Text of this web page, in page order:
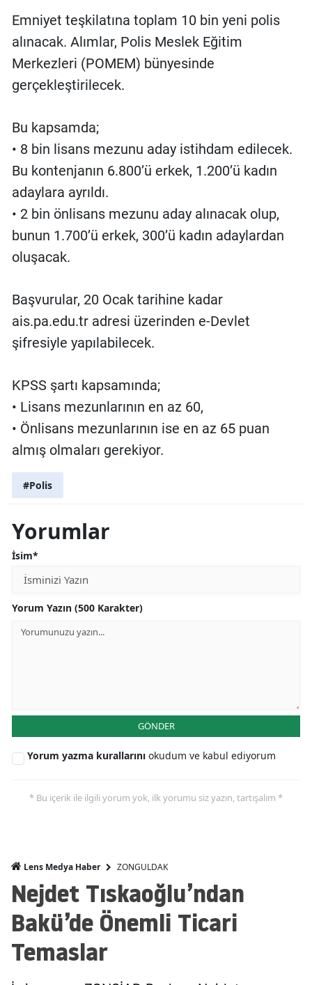
Emniyet teşkilatına toplam 10 bin yeni polis
alınacak. Alımlar, Polis Meslek Eğitim
Merkezleri (POMEM) bünyesinde
gerçekleştirilecek.
Bu kapsamda;
• 8 bin lisans mezunu aday istihdam edilecek.
Bu kontenjanın 6.800’ü erkek, 1.200’ü kadın
adaylara ayrıldı.
• 2 bin önlisans mezunu aday alınacak olup,
bunun 1.700’ü erkek, 300’ü kadın adaylardan
oluşacak.
Başvurular, 20 Ocak tarihine kadar
ais.pa.edu.tr adresi üzerinden e-Devlet
şifresiyle yapılabilecek.
KPSS şartı kapsamında;
• Lisans mezunlarının en az 60,
• Önlisans mezunlarının ise en az 65 puan
almış olmaları gerekiyor.
#Polis
Yorumlar
İsim*
Yorum Yazın (500 Karakter)
GÖNDER
Yorum yazma kurallarını okudum ve kabul ediyorum
* Bu içerik ile ilgili yorum yok, ilk yorumu siz yazın, tartışalım *
Lens Medya Haber ZONGULDAK
Nejdet Tıskaoğlu’ndan
Bakü’de Önemli Ticari
Temaslar